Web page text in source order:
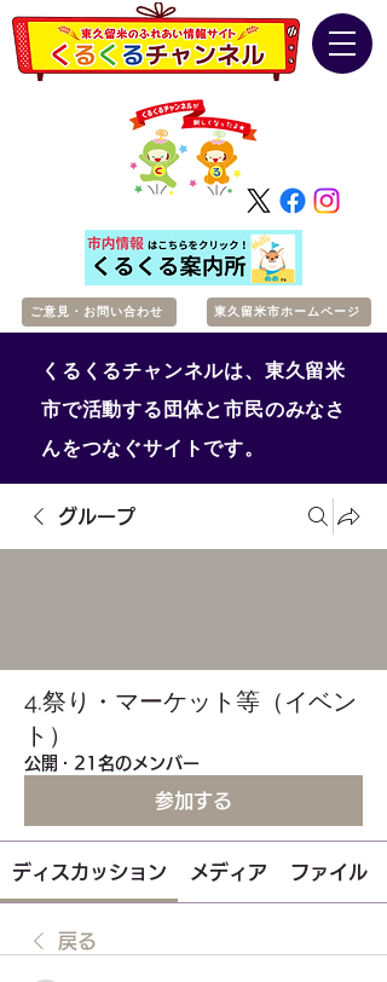
ご意見・お問い合わせ 東久留米市ホームページ
くるくるチャンネルは、東久留米
市で活動する団体と市民のみなさ
んをつなぐサイトです。
グループ
4.祭り・マーケット等（イベン
ト）
公開 · 21名のメンバー
参加する
ディスカッション メディア ファイル
戻る